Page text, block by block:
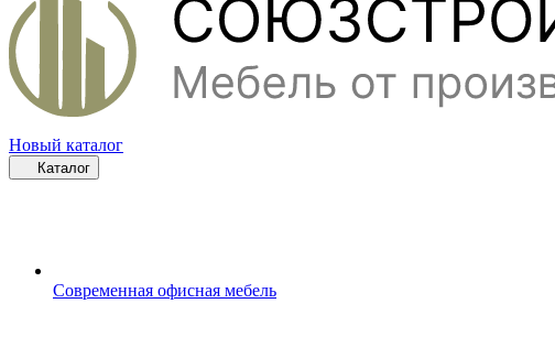
Новый каталог
Каталог
Современная офисная мебель